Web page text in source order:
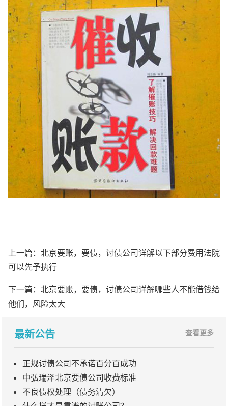
上一篇： 北京要账，要债，讨债公司详解以下部分费用法院
可以先予执行
下一篇： 北京要账，要债，讨债公司详解哪些人不能借钱给
他们，风险太大
最新公告 查看更多
正规讨债公司不承诺百分百成功
中弘瑞泽北京要债公司收费标准
不良债权处理（债务清欠）